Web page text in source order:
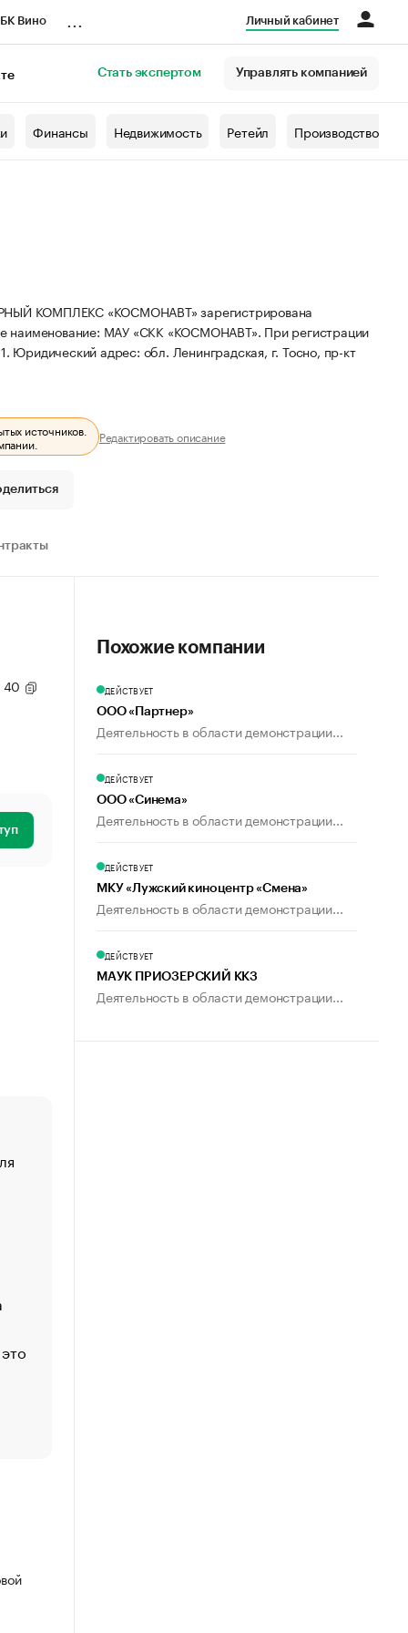
Вино Личный кабинет
Стать экспертом Управлять компанией
Финансы Недвижимость Ретейл Производство
КОМПЛЕКС «КОСМОНАВТ» зарегистрирована
наименование: МАУ «СКК «КОСМОНАВТ». При регистрации
Юридический адрес: обл. Ленинградская, г. Тосно, пр-кт
источников. Редактировать описание
40
Похожие компании
ДЕЙСТВУЕТ
ООО «Партнер»
Деятельность в области демонстрации...
ДЕЙСТВУЕТ
ООО «Синема»
Деятельность в области демонстрации...
ДЕЙСТВУЕТ
МКУ «Лужский киноцентр «Смена»
Деятельность в области демонстрации...
ДЕЙСТВУЕТ
МАУК ПРИОЗЕРСКИЙ ККЗ
Деятельность в области демонстрации...